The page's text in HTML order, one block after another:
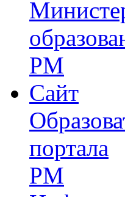
РМ
Сайт
портала
РМ